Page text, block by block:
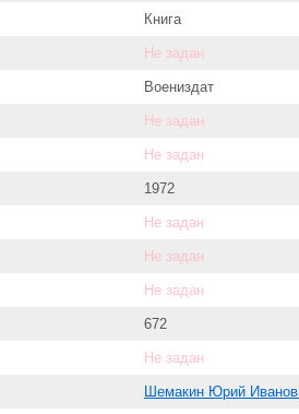
Книга
Не задан
Воениздат
Не задан
Не задан
1972
Не задан
Не задан
Не задан
672
Не задан
Шемакин Юрий